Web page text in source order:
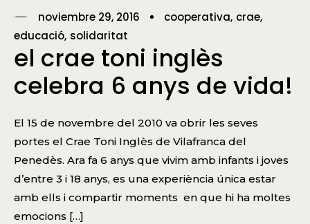
noviembre 29, 2016 cooperativa crae
educació solidaritat
el crae toni inglès
celebra 6 anys de vida!
El 15 de novembre del 2010 va obrir les seves
portes el Crae Toni Inglès de Vilafranca del
Penedès. Ara fa 6 anys que vivim amb infants i joves
d’entre 3 i 18 anys, es una experiència única estar
amb ells i compartir moments en que hi ha moltes
emocions […]